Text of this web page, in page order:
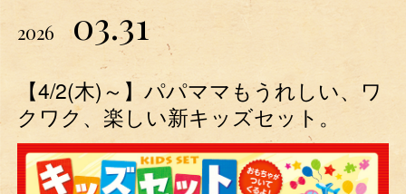
2026 03.31
【4/2(木)～】パパママもうれしい、ワ
クワク、楽しい新キッズセット。